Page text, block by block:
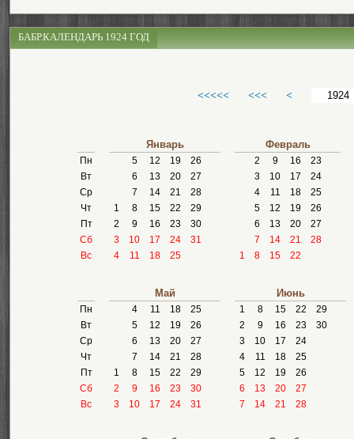
БАБР.КАЛЕНДАРЬ 1924 ГОД
<<<<< <<< <
Пн
Вт
Ср
Чт
Пт
Сб
Вс
Январь
5 12 19
26
6
13 20
27
7
14 21
28
1
8 15 22
29
2
9 16 23
30
3
10 17 24
31
4
11 18 25
Февраль
2 9 16
23
3
10 17
24
4
11 18
25
5
12 19
26
6
13 20
27
7
14 21
28
1
8 15 22
Пн
Вт
Ср
Чт
Пт
Сб
Вс
Май
4 11 18
25
5
12 19
26
6
13 20
27
7
14 21
28
1
8 15 22
29
2
9 16 23
30
3
10 17 24 31
Июнь
1 8 15 22
29
2
9 16 23
30
3
10 17
24
4
11 18
25
5
12 19
26
6
13 20
27
7
14 21 28